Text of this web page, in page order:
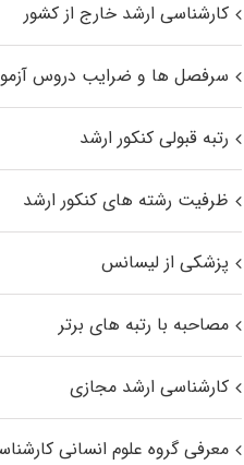
کارشناسی ارشد خارج از کشور
سرفصل ها و ضرایب دروس
رتبه قبولی کنکور ارشد
ظرفیت رشته های کنکور ارشد
پزشکی از لیسانس
مصاحبه با رتبه های برتر
کارشناسی ارشد مجازی
معرفی گروه علوم انسانی